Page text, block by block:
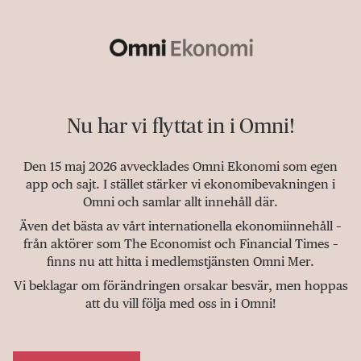
Nu har vi flyttat in i Omni!
Den 15 maj 2026 avvecklades Omni Ekonomi som egen
app och sajt. I stället stärker vi ekonomibevakningen i
Omni och samlar allt innehåll där.
Även det bästa av vårt internationella ekonomiinnehåll –
från aktörer som The Economist och Financial Times –
finns nu att hitta i medlemstjänsten Omni Mer.
Vi beklagar om förändringen orsakar besvär, men hoppas
att du vill följa med oss in i Omni!